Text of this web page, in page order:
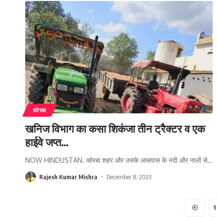
कोरबा
खनिज विभाग का कसा शिकंजा तीन ट्रैक्टर व एक
हाईवे जप्त…
NOW HINDUSTAN. कोरबा शहर और उसके आसपास के नदी और नालों से…
Rajesh Kumar Mishra December 8, 2023
1